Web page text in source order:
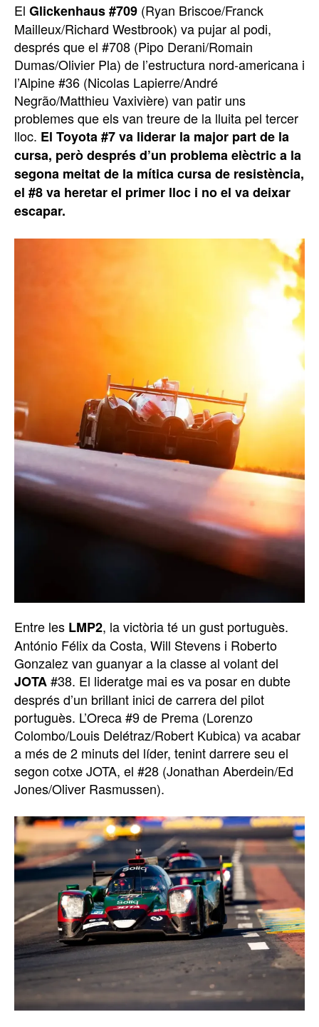
El Glickenhaus #709 (Ryan Briscoe/Franck
Mailleux/Richard Westbrook) va pujar al podi,
després que el #708 (Pipo Derani/Romain
Dumas/Olivier Pla) de l’estructura nord-americana i
l’Alpine #36 (Nicolas Lapierre/André
Negrão/Matthieu Vaxivière) van patir uns
problemes que els van treure de la lluita pel tercer
lloc. El Toyota #7 va liderar la major part de la
cursa, però després d’un problema elèctric a la
segona meitat de la mítica cursa de resistència,
el #8 va heretar el primer lloc i no el va deixar
escapar.
Entre les LMP2, la victòria té un gust portuguès.
António Félix da Costa, Will Stevens i Roberto
Gonzalez van guanyar a la classe al volant del
JOTA#38. El lideratge mai es va posar en dubte
després d’un brillant inici de carrera del pilot
portuguès. L’Oreca #9 de Prema (Lorenzo
Colombo/Louis Delétraz/Robert Kubica) va acabar
a més de 2 minuts del líder, tenint darrere seu el
segon cotxe JOTA, el #28 (Jonathan Aberdein/Ed
Jones/Oliver Rasmussen).